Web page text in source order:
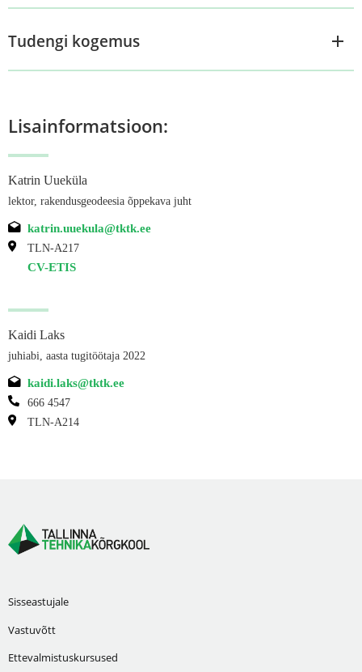
Tudengi kogemus
Lisainformatsioon:
Katrin Uueküla
lektor, rakendusgeodeesia õppekava juht
katrin.uuekula@tktk.ee
TLN-A217
CV-ETIS
Kaidi Laks
juhiabi, aasta tugitöötaja 2022
kaidi.laks@tktk.ee
666 4547
TLN-A214
Sisseastujale
Vastuvõtt
Ettevalmistuskursused